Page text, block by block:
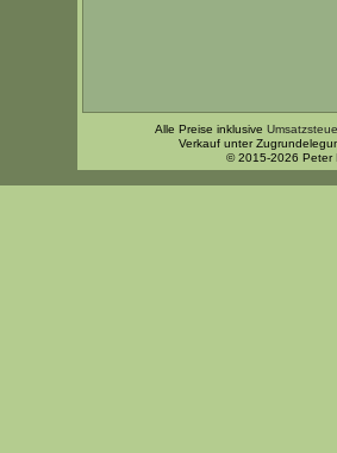
Alle Preise inklusive
Verkauf unter
© 2015-2026 Peter